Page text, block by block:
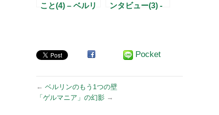
こと(4) – ベルリ
ンタビュー(3) -
Pocket
← ベルリンのもう1つの壁
「ゲルマニア」の幻影 →